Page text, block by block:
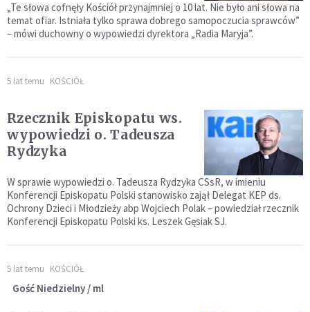
„Te słowa cofnęły Kościół przynajmniej o 10 lat. Nie było ani słowa na
temat ofiar. Istniała tylko sprawa dobrego samopoczucia sprawców”
– mówi duchowny o wypowiedzi dyrektora „Radia Maryja”.
5 lat temu KOŚCIÓŁ
Rzecznik Episkopatu ws.
wypowiedzi o. Tadeusza
Rydzyka
W sprawie wypowiedzi o. Tadeusza Rydzyka CSsR, w imieniu
Konferencji Episkopatu Polski stanowisko zajął Delegat KEP ds.
Ochrony Dzieci i Młodzieży abp Wojciech Polak – powiedział rzecznik
Konferencji Episkopatu Polski ks. Leszek Gęsiak SJ.
5 lat temu KOŚCIÓŁ
Gość Niedzielny / ml